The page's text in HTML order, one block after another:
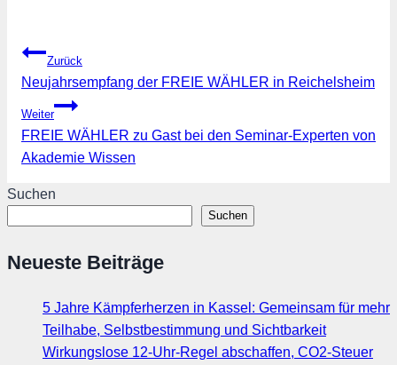
Beitragsnavigation
Zurück
Neujahrsempfang der FREIE WÄHLER in Reichelsheim
Weiter
FREIE WÄHLER zu Gast bei den Seminar-Experten von
Akademie Wissen
Suchen
Suchen
Neueste Beiträge
5 Jahre Kämpferherzen in Kassel: Gemeinsam für mehr
Teilhabe, Selbstbestimmung und Sichtbarkeit
Wirkungslose 12-Uhr-Regel abschaffen, CO2-Steuer